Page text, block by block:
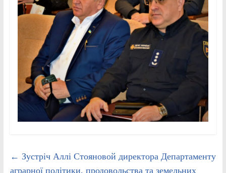
← Зустріч Аллі Стояновой директора Департаменту
аграрної політики, продовольства та земельних